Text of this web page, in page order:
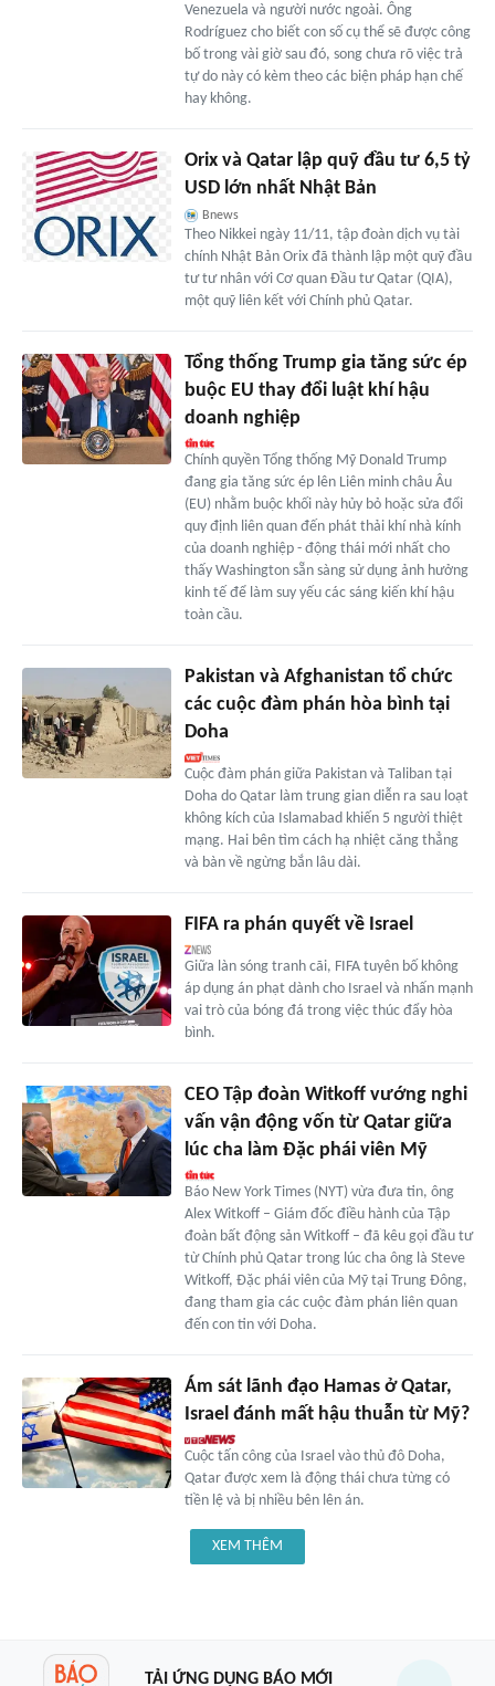
Venezuela và người nước ngoài. Ông
Rodríguez cho biết con số cụ thể sẽ được công
bố trong vài giờ sau đó, song chưa rõ việc trả
tự do này có kèm theo các biện pháp hạn chế
hay không.
Orix và Qatar lập quỹ đầu tư 6,5 tỷ
USD lớn nhất Nhật Bản
Bnews
Theo Nikkei ngày 11/11, tập đoàn dịch vụ tài
chính Nhật Bản Orix đã thành lập một quỹ đầu
tư tư nhân với Cơ quan Đầu tư Qatar (QIA),
một quỹ liên kết với Chính phủ Qatar.
Tổng thống Trump gia tăng sức ép
buộc EU thay đổi luật khí hậu
doanh nghiệp
Chính quyền Tổng thống Mỹ Donald Trump
đang gia tăng sức ép lên Liên minh châu Âu
(EU) nhằm buộc khối này hủy bỏ hoặc sửa đổi
quy định liên quan đến phát thải khí nhà kính
của doanh nghiệp - động thái mới nhất cho
thấy Washington sẵn sàng sử dụng ảnh hưởng
kinh tế để làm suy yếu các sáng kiến khí hậu
toàn cầu.
Pakistan và Afghanistan tổ chức
các cuộc đàm phán hòa bình tại
Doha
Cuộc đàm phán giữa Pakistan và Taliban tại
Doha do Qatar làm trung gian diễn ra sau loạt
không kích của Islamabad khiến 5 người thiệt
mạng. Hai bên tìm cách hạ nhiệt căng thẳng
và bàn về ngừng bắn lâu dài.
FIFA ra phán quyết về Israel
Giữa làn sóng tranh cãi, FIFA tuyên bố không
áp dụng án phạt dành cho Israel và nhấn mạnh
vai trò của bóng đá trong việc thúc đẩy hòa
bình.
CEO Tập đoàn Witkoff vướng nghi
vấn vận động vốn từ Qatar giữa
lúc cha làm Đặc phái viên Mỹ
Báo New York Times (NYT) vừa đưa tin, ông
Alex Witkoff – Giám đốc điều hành của Tập
đoàn bất động sản Witkoff – đã kêu gọi đầu tư
từ Chính phủ Qatar trong lúc cha ông là Steve
Witkoff, Đặc phái viên của Mỹ tại Trung Đông,
đang tham gia các cuộc đàm phán liên quan
đến con tin với Doha.
Ám sát lãnh đạo Hamas ở Qatar,
Israel đánh mất hậu thuẫn từ Mỹ?
Cuộc tấn công của Israel vào thủ đô Doha,
Qatar được xem là động thái chưa từng có
tiền lệ và bị nhiều bên lên án.
XEM THÊM
TẢI ỨNG DỤNG BÁO MỚI